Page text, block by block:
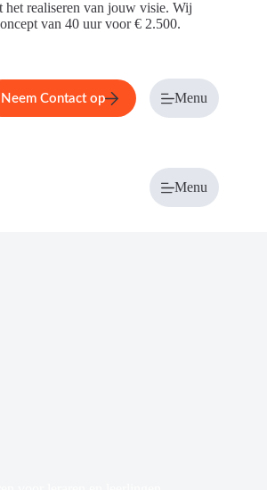
het realiseren van jouw visie. Wij
van 40 uur voor € 2.500.
Home Service Over ons
Neem Contact op Menu
Menu